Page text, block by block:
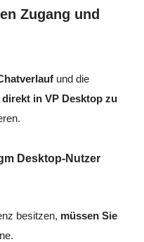
Zugang und
und die
in VP Desktop zu
Desktop-Nutzer
besitzen, müssen Sie